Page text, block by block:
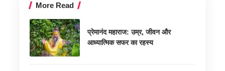
More Read
प्रेमानंद महाराज: उम्र, जीवन और
आध्यात्मिक सफर का रहस्य